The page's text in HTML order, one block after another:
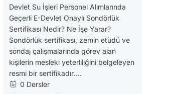
Devlet Su İşleri Personel Alımlarında
Geçerli E-Devlet Onaylı Sondörlük
Sertifikası Nedir? Ne İşe Yarar?
Sondörlük sertifikası, zemin etüdü ve
sondaj çalışmalarında görev alan
kişilerin mesleki yeterliliğini belgeleyen
resmi bir sertifikadır....
0 Dersler